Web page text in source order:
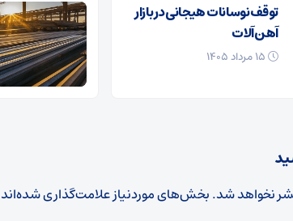
توقف نوسانات هیجانی در بازار
آهن‌آلات
نخواهد شد.بخش‌های موردنیاز علامت‌گذاری شده‌اند